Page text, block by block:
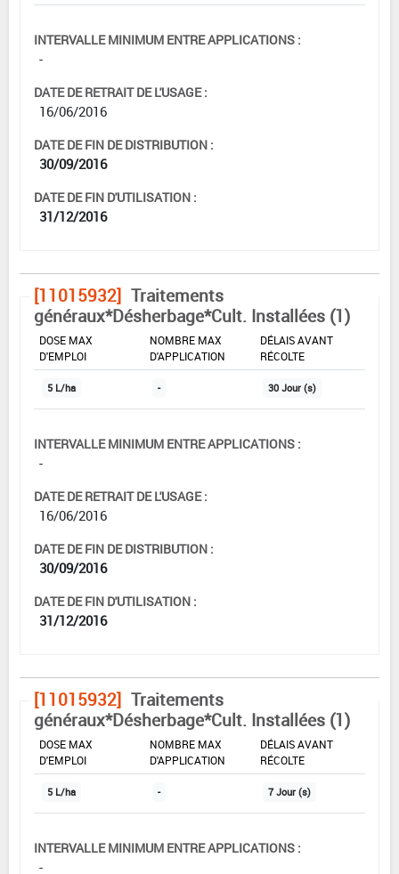
INTERVALLE MINIMUM ENTRE APPLICATIONS :
-
DATE DE RETRAIT DE L'USAGE :
16/06/2016
DATE DE FIN DE DISTRIBUTION :
30/09/2016
DATE DE FIN D'UTILISATION :
31/12/2016
[11015932] Traitements
généraux*Désherbage*Cult. Installées (1)
DOSE MAX
D'EMPLOI
NOMBRE MAX
D'APPLICATION
DÉLAIS AVANT
RÉCOLTE
5 L/ha - 30 Jour (s)
INTERVALLE MINIMUM ENTRE APPLICATIONS :
-
DATE DE RETRAIT DE L'USAGE :
16/06/2016
DATE DE FIN DE DISTRIBUTION :
30/09/2016
DATE DE FIN D'UTILISATION :
31/12/2016
[11015932] Traitements
généraux*Désherbage*Cult. Installées (1)
DOSE MAX
D'EMPLOI
NOMBRE MAX
D'APPLICATION
DÉLAIS AVANT
RÉCOLTE
5 L/ha - 7 Jour (s)
INTERVALLE MINIMUM ENTRE APPLICATIONS :
-